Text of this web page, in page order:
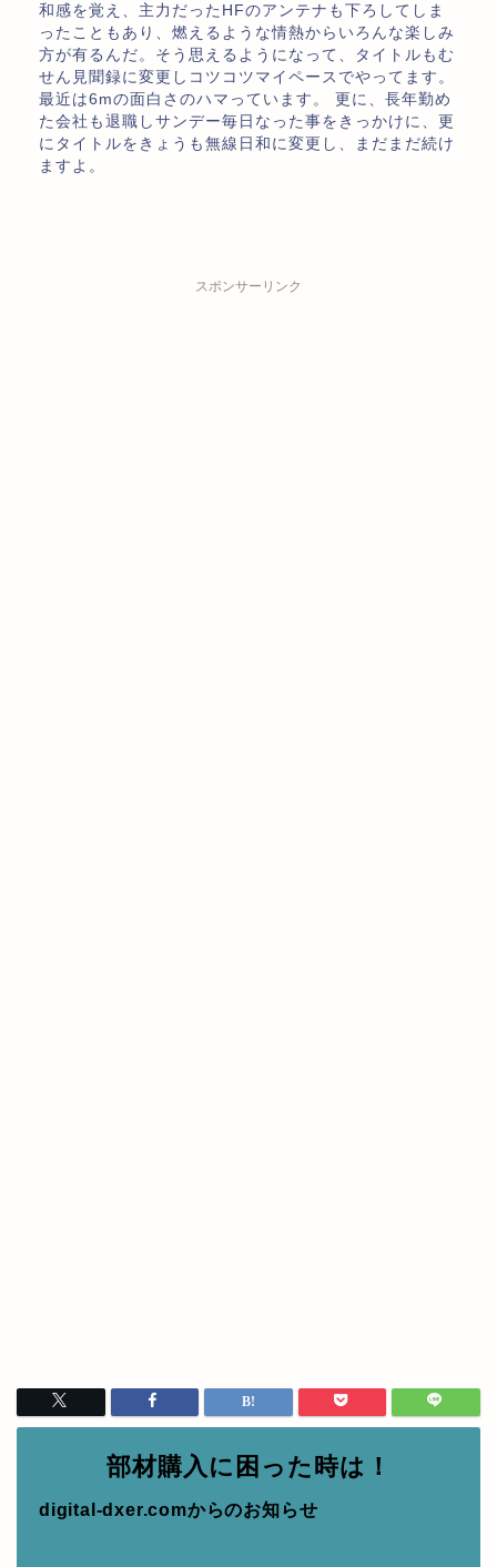
和感を覚え、主力だったHFのアンテナも下ろしてしま
ったこともあり、燃えるような情熱からいろんな楽しみ
方が有るんだ。そう思えるようになって、タイトルもむ
せん見聞録に変更しコツコツマイペースでやってます。
最近は6mの面白さのハマっています。 更に、長年勤め
た会社も退職しサンデー毎日なった事をきっかけに、更
にタイトルをきょうも無線日和に変更し、まだまだ続け
ますよ。
スポンサーリンク
部材購入に困った時は！
digital-dxer.comからのお知らせ